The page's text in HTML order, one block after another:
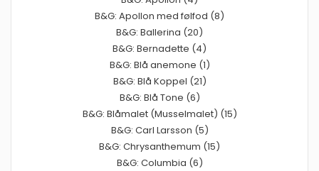
B&G: Apollon med følfod (8)
B&G: Ballerina (20)
B&G: Bernadette (4)
B&G: Blå anemone (1)
B&G: Blå Koppel (21)
B&G: Blå Tone (6)
B&G: Blåmalet (Musselmalet) (15)
B&G: Carl Larsson (5)
B&G: Chrysanthemum (15)
B&G: Columbia (6)